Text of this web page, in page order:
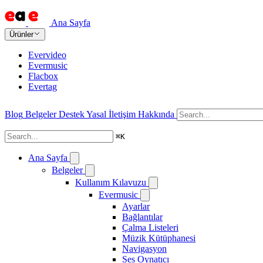
Ana Sayfa
Ürünler
Evervideo
Evermusic
Flacbox
Evertag
Blog Belgeler DestekYasal İletişim Hakkında
⌘K
Ana Sayfa
Belgeler
Kullanım Kılavuzu
Evermusic
Ayarlar
Bağlantılar
Çalma Listeleri
Müzik Kütüphanesi
Navigasyon
Ses Oynatıcı